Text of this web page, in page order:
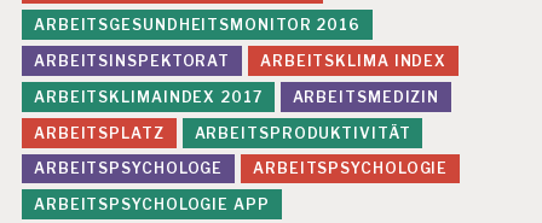
B
U
R
N
O
U
T
D
ARBEITSGESUNDHEITSMONITOR 2016
ARBEITSINSPEKTORAT
ARBEITSKLIMA INDEX
ARBEITSKLIMAINDEX 2017
ARBEITSMEDIZIN
ARBEITSPLATZ
ARBEITSPRODUKTIVITÄT
ARBEITSPSYCHOLOGE
ARBEITSPSYCHOLOGIE
ARBEITSPSYCHOLOGIE APP